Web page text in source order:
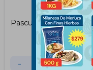
Pascualina Sin Gluten
350g
$ 394
- +